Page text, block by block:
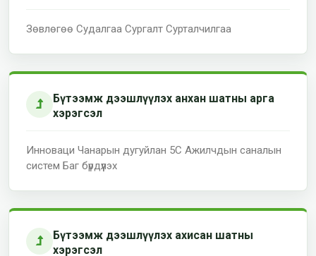
Зөвлөгөө Судалгаа Сургалт Сурталчилгаа
Бүтээмж дээшлүүлэх анхан шатны арга
хэрэгсэл
Инноваци Чанарын дугуйлан 5С Ажилчдын саналын
систем Баг бүрдүүлэх
Бүтээмж дээшлүүлэх ахисан шатны
хэрэгсэл